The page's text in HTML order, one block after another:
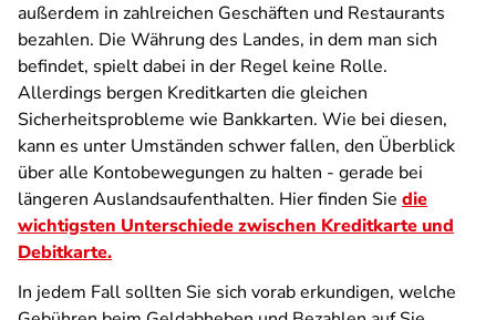
außerdem in zahlreichen Geschäften und Restaurants
bezahlen. Die Währung des Landes, in dem man sich
befindet, spielt dabei in der Regel keine Rolle.
Allerdings bergen Kreditkarten die gleichen
Sicherheitsprobleme wie Bankkarten. Wie bei diesen,
kann es unter Umständen schwer fallen, den Überblick
über alle Kontobewegungen zu halten - gerade bei
längeren Auslandsaufenthalten. Hier finden Sie die
wichtigsten Unterschiede zwischen Kreditkarte und
Debitkarte.
In jedem Fall sollten Sie sich vorab erkundigen, welche